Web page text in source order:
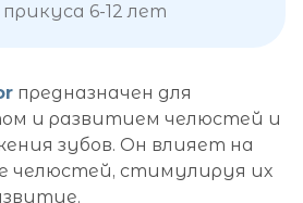
6-12 лет
предназначен для
и развитием челюстей и
зубов. Он влияет на
челюстей, стимулируя их